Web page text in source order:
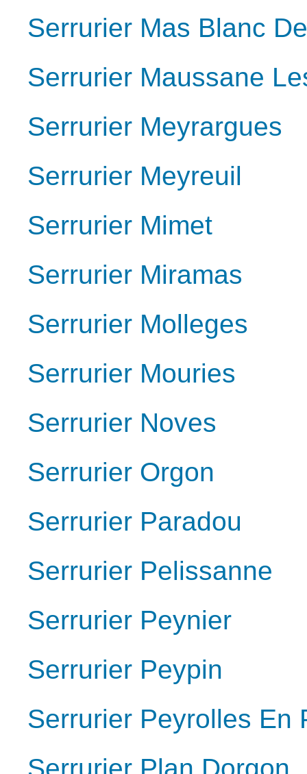
Serrurier Mas Blanc
Serrurier Maussane
Serrurier Meyrargues
Serrurier Meyreuil
Serrurier Mimet
Serrurier Miramas
Serrurier Molleges
Serrurier Mouries
Serrurier Noves
Serrurier Orgon
Serrurier Paradou
Serrurier Pelissanne
Serrurier Peynier
Serrurier Peypin
Serrurier Peyrolles En